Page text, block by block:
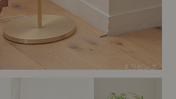
# リビング